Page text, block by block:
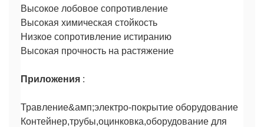
Высокое лобовое сопротивление
Высокая химическая стойкость
Низкое сопротивление истиранию
Высокая прочность на растяжение
Приложения :
Травление&амп;электро-покрытие оборудование
Контейнер,трубы,оцинковка,оборудование для